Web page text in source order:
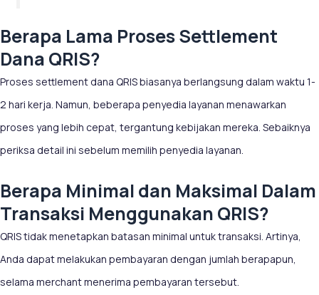
Berapa Lama Proses Settlement
Dana QRIS?
Proses settlement dana QRIS biasanya berlangsung dalam waktu 1-
2 hari kerja. Namun, beberapa penyedia layanan menawarkan
proses yang lebih cepat, tergantung kebijakan mereka. Sebaiknya
periksa detail ini sebelum memilih penyedia layanan.
Berapa Minimal dan Maksimal Dalam
Transaksi Menggunakan QRIS?
QRIS tidak menetapkan batasan minimal untuk transaksi. Artinya,
Anda dapat melakukan pembayaran dengan jumlah berapapun,
selama merchant menerima pembayaran tersebut.